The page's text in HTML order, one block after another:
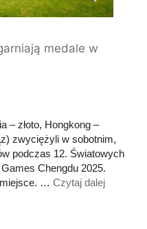
medale w
– złoto, Hongkong –
zwyciężyli w sobotnim,
podczas 12. Światowych
Chengdu 2025.
miejsce. … Czytaj dalej